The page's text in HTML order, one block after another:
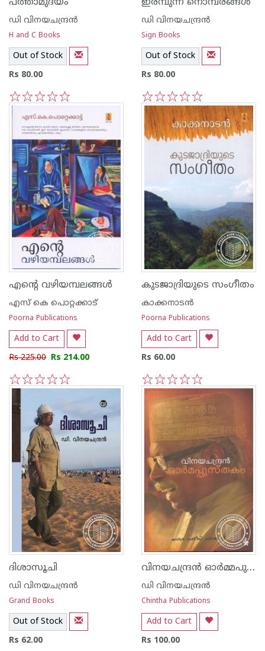
പത്താമുദയം
ഡി വിനയചന്ദ്രന്‍
H and C Books
Out of Stock
Rs 80.00
1
ഇരമ്പുന്ന നൊമ്പരങ്ങള്‍‌
ഡി വിനയചന്ദ്രന്‍
Sign Books
Out of Stock
Rs 80.00
5
4
3
2
1
എന്റെ വഴിയമ്പലങ്ങള്‍
എസ്‌ കെ പൊറ്റക്കാട്‌
Poorna Publications
Add to Cart
Rs 225.00 Rs 214.00
5
4
3
2
1
കുടജാദ്രിയുടെ സംഗീതം
കാക്കനാടന്‍
Poorna Publications
Add to Cart
Rs 60.00
5
4
3
2
1
ദിശാസൂചി
ഡി വിനയചന്ദ്രന്‍
Grand Books
Out of Stock
Rs 62.00
വിനയചന്ദ്ര‌ന്‍ ഓര്‍മ്മപുസ്തകം
ഡി വിനയചന്ദ്രന്‍
Chintha Publications
Add to Cart
Rs 100.00